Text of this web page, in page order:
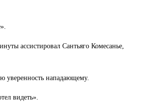
ассистировал Сантьяго Комесанье,
уверенность нападающему.
видеть».